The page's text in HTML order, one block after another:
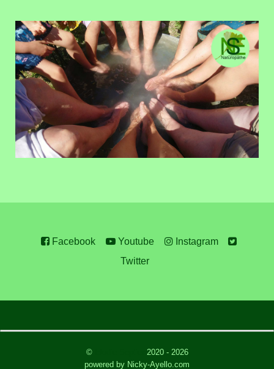
Facebook Youtube
Instagram
Twitter
©
2020 - 2026
powered by Nicky-Ayello.com